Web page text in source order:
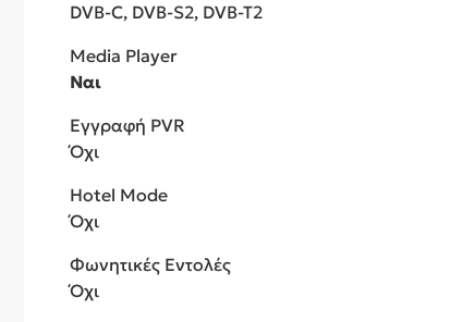
DVB-C, DVB-S2, DVB-T2
Media Player
Ναι
Εγγραφή PVR
Όχι
Hotel Mode
Όχι
Φωνητικές Εντολές
Όχι